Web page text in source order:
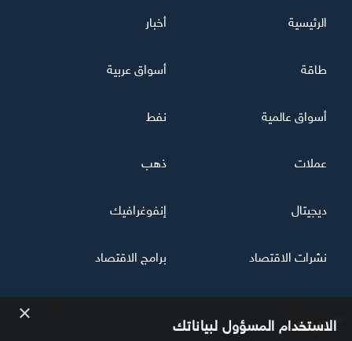
تابعنا
الرئيسية أخبار
طاقة أسواق عربية
أسواق عالمية نفط
عملات ذهب
ديجيتال إنفوغرافيك
نشرات الاقتصاد برامج الاقتصاد
× الاستخدام المسؤول لبياناتك